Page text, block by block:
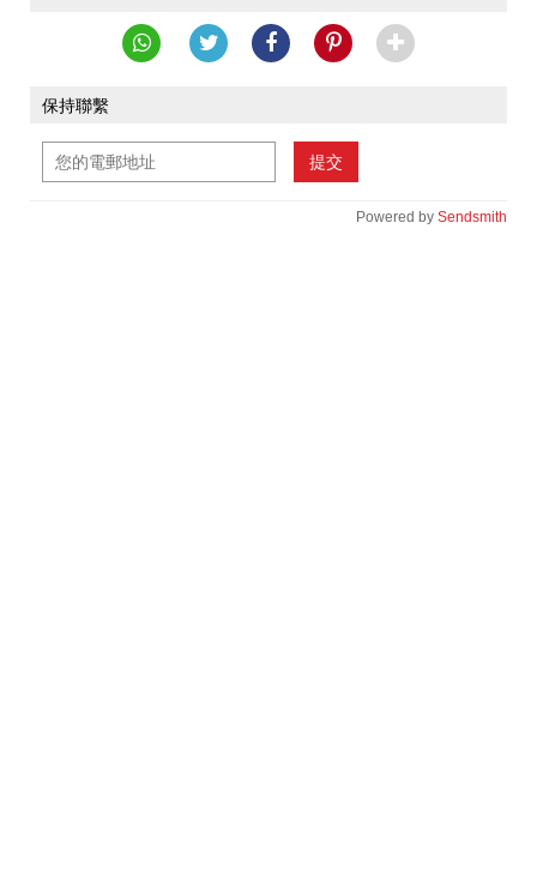
保持聯繫
提交
Powered by Sendsmith